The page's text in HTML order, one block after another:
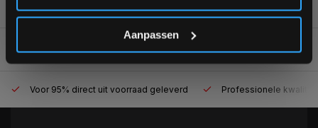
Aanpassen
REVIEWS 0/10
Voor 95% direct uit voorraad geleverd Professionele
*Verzendkosten vallen buiten de korting